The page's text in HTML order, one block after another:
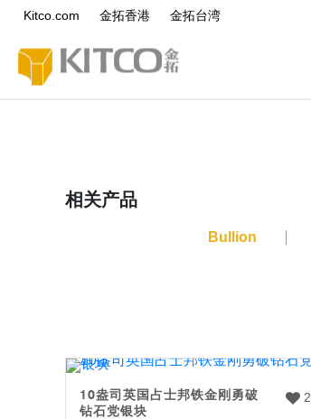
Kitco.com 金拓香港 金拓台湾
相关产品
Bullion
2
10盎司英国占士邦铁金刚勇破
钻石党银块